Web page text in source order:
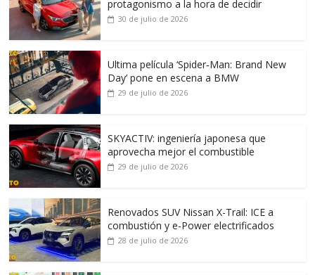
protagonismo a la hora de decidir
30 de julio de 2026
Ultima película ‘Spider‑Man: Brand New
Day’ pone en escena a BMW
29 de julio de 2026
SKYACTIV: ingeniería japonesa que
aprovecha mejor el combustible
29 de julio de 2026
Renovados SUV Nissan X-Trail: ICE a
combustión y e-Power electrificados
28 de julio de 2026